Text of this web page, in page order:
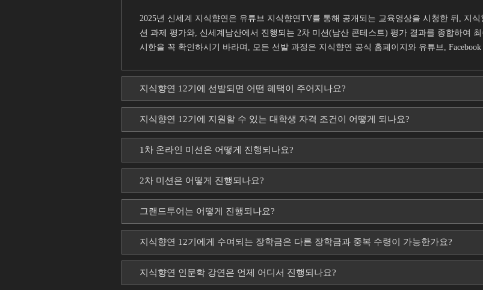
2025년 신세계 지식향연은 유튜브 지식향연TV를 통해 공개되는 교육영상을 시청한 뒤, 지
션 과제 평가와, 신세계남산에서 진행되는 2차 미션(남산 콘테스트) 평가 결과를 종합하여
시한을 꼭 확인하시기 바라며, 모든 선발 과정은 지식향연 공식 홈페이지와 유튜브,
지식향연 12기에 선발되면 어떤 혜택이 주어지나요?
지식향연 12기에 지원할 수 있는 대학생 자격 조건이 어떻게 되나요?
1차 온라인 미션은 어떻게 진행되나요?
2차 미션은 어떻게 진행되나요?
그랜드투어는 어떻게 진행되나요?
지식향연 12기에게 수여되는 장학금은 다른 장학금과 중복 수령이 가능한가요?
지식향연 인문학 강연은 언제 어디서 진행되나요?